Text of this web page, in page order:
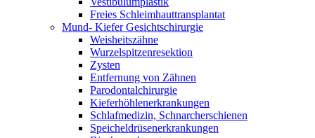
Freies Schleimhauttransplantat
Mund- Kiefer Gesichtschirurgie
Weisheitszähne
Wurzelspitzenresektion
Zysten
Entfernung von Zähnen
Parodontalchirurgie
Kieferhöhlenerkrankungen
Schlafmedizin, Schnarcherschienen
Speicheldrüsenerkrankungen